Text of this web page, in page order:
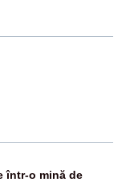
într-o mină de